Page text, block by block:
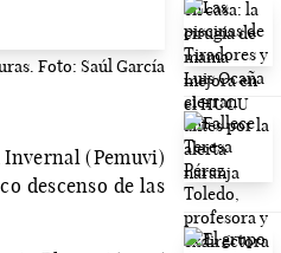
Foto: Saúl García
(Pemuvi)
descenso de las